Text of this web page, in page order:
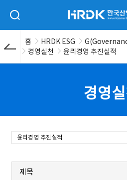
검색 입력폼 열기 HRDK 한국산업인
홈 HRDK ESG
경영실천
윤리경영 추진실적
경영
윤리경영 추진실적
제목